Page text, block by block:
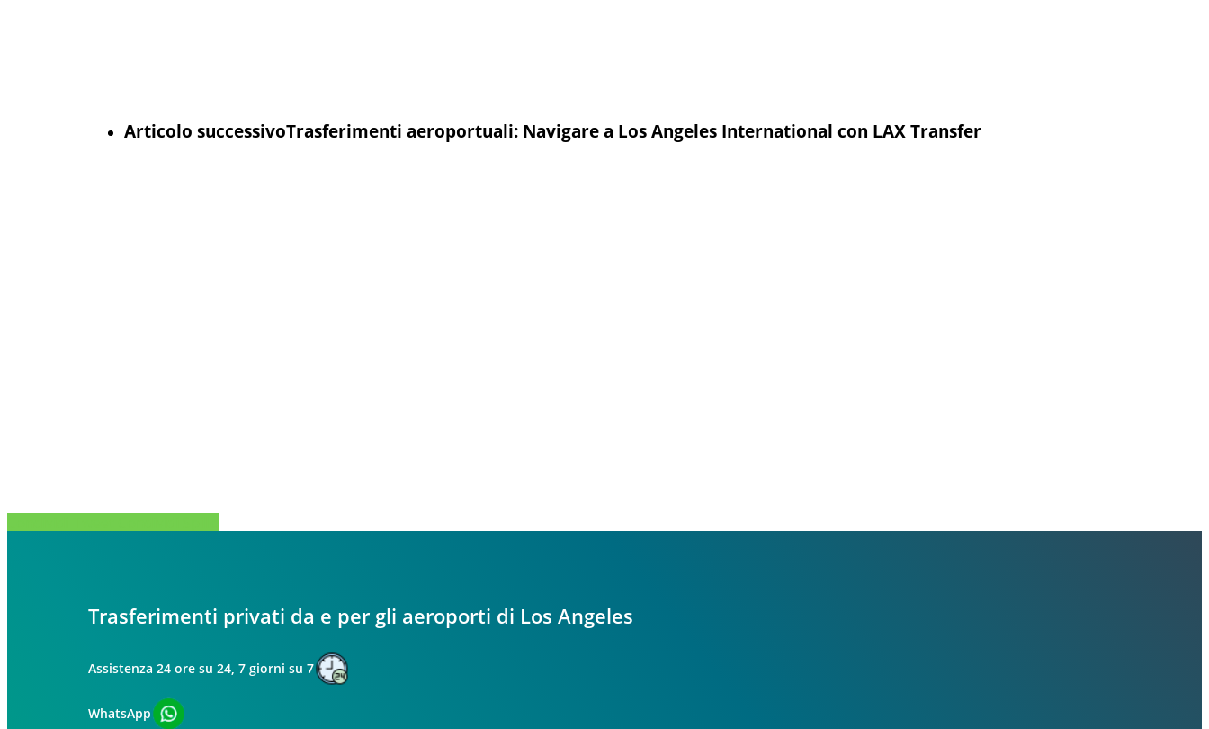
Articolo successivoTrasferimenti aeroportuali: Navigare a Los Angeles International con LAX Transfer
Trasferimenti privati da e per gli aeroporti di Los Angeles
Assistenza 24 ore su 24, 7 giorni su 7
WhatsApp